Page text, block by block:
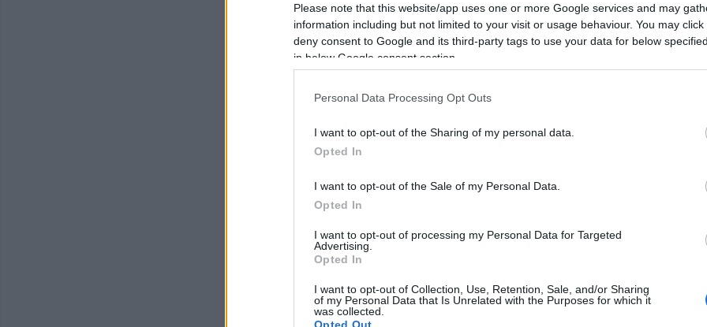
Please note that this website/app uses one or more Google services and may
information including but not limited to your visit or usage behaviour. You may
deny consent to Google and its third-party tags to use your data for below
in below Google consent section.
Personal Data Processing Opt Outs
I want to opt-out of the Sharing of my personal data.
Opted In
I want to opt-out of the Sale of my Personal Data.
Opted In
I want to opt-out of processing my Personal Data for Targeted
Advertising.
Opted In
I want to opt-out of Collection, Use, Retention, Sale, and/or Sharing
of my Personal Data that Is Unrelated with the Purposes for which it
was collected.
Opted Out